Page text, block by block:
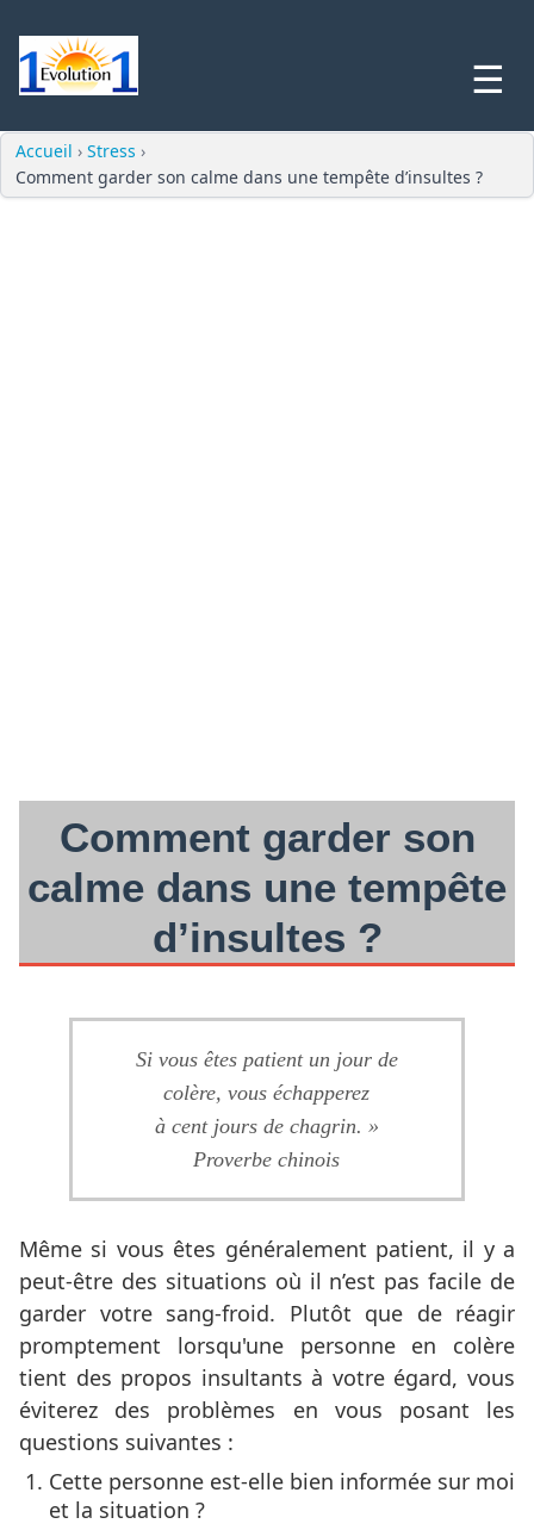
☰
Accueil › Stress ›
Comment garder son calme dans une tempête d’insultes ?
Comment garder son
calme dans une tempête
d’insultes ?
Si vous êtes patient un jour de
colère, vous échapperez
à cent jours de chagrin. »
Proverbe chinois
Même si vous êtes généralement patient, il y a
peut-être des situations où il n’est pas facile de
garder votre sang-froid. Plutôt que de réagir
promptement lorsqu'une personne en colère
tient des propos insultants à votre égard, vous
éviterez des problèmes en vous posant les
questions suivantes :
Cette personne est-elle bien informée sur moi
et la situation ?